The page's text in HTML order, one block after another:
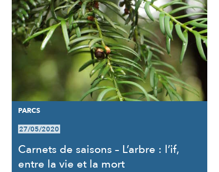
PARCS
27/05/2020
Carnets de saisons – L’arbre : l’if,
entre la vie et la mort